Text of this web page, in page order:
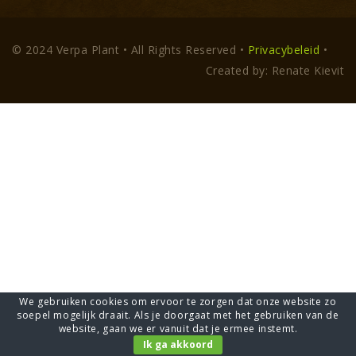
© 2024 Verpa Plant • All Rights Reserved • Privacybeleid •
Created by: Renate Kievit
We gebruiken cookies om ervoor te zorgen dat onze website zo
soepel mogelijk draait. Als je doorgaat met het gebruiken van de
website, gaan we er vanuit dat je ermee instemt.
Ik ga akkoord